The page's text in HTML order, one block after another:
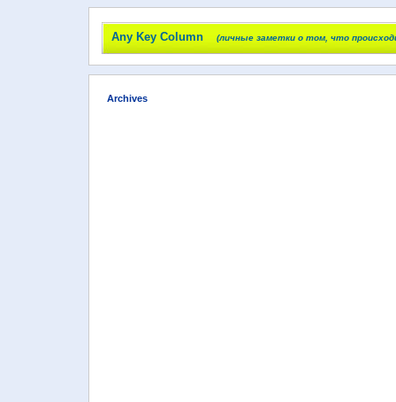
Any Key Column (личные заметки о том, что
Archives